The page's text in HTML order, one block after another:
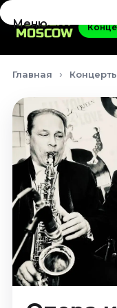
Меню
Сентябрь 2026
Октябрь 2026
Ноябрь 2026
Декабрь 2026
Январь 2027
Театр
Август 2026
Сентябрь 2026
Октябрь 2026
Ноябрь 2026
Главная